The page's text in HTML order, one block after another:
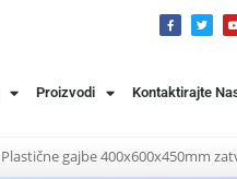
Proizvodi Kontaktirajte
Plastične gajbe 400x600x450mm